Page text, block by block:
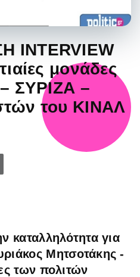
INTERVIEW
μονάδες
ΣΥΡΙΖΑ –
του ΚΙΝΑΛ
καταλληλότητα για
Μητσοτάκης -
των πολιτών